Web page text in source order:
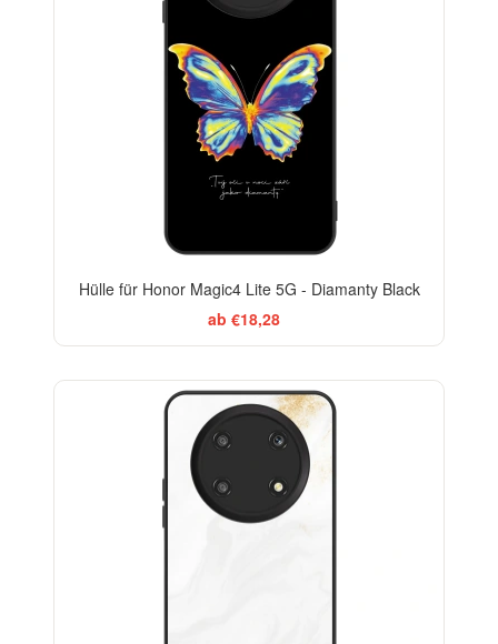
Hülle für Honor Magic4 Lite 5G - Diamanty Black
ab €18,28